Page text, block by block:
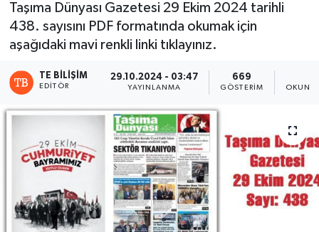
Taşıma Dünyası Gazetesi 29 Ekim 2024 tarihli
438. sayısını PDF formatında okumak için
aşağıdaki mavi renkli linki tıklayınız.
TE BILIŞIM
EDITÖR
29.10.2024 - 03:47
YAYINLANMA
669
GÖSTERIM
TAŞITLAR